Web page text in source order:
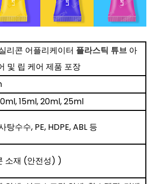
리콘 어플리케이터 플라스틱 튜브 아
및 립 케어 제품 포장
15ml, 20ml, 25ml
탕수수, PE, HDPE, ABL 등
소재 (안전성) )